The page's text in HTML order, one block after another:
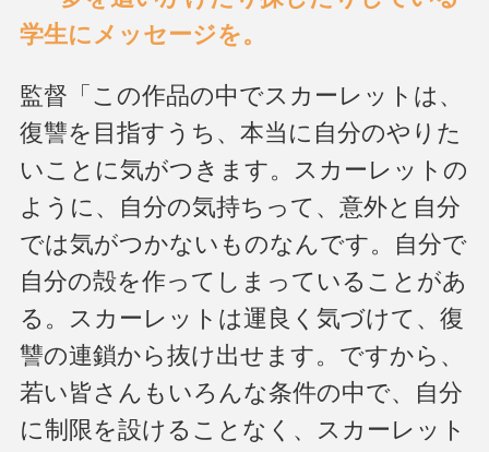
学生にメッセージを。
監督「この作品の中でスカーレットは、
復讐を目指すうち、本当に自分のやりた
いことに気がつきます。スカーレットの
ように、自分の気持ちって、意外と自分
では気がつかないものなんです。自分で
自分の殻を作ってしまっていることがあ
る。スカーレットは運良く気づけて、復
讐の連鎖から抜け出せます。ですから、
若い皆さんもいろんな条件の中で、自分
に制限を設けることなく、スカーレット